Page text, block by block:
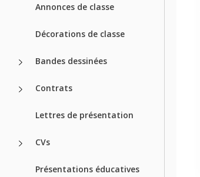
Annonces de classe
Décorations de classe
Bandes dessinées
Contrats
Lettres de présentation
CVs
Présentations éducatives